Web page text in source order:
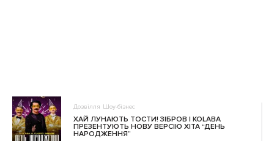
Дозвілля Шоу-бізнес
ХАЙ ЛУНАЮТЬ ТОСТИ! ЗІБРОВ І KOLABA
ПРЕЗЕНТУЮТЬ НОВУ ВЕРСІЮ ХІТА “ДЕНЬ
НАРОДЖЕННЯ”